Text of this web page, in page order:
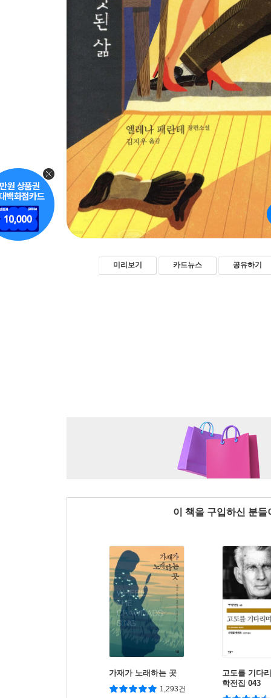
미리보기 카드뉴스 공유하기
이 책을 구입하신 분
가재가 노래하는 곳
1,293건
고도를 기다
학전집 043